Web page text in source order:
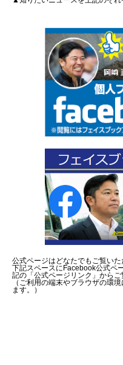
公式ページはどなたでもご覧いた
下記スペースにFacebook公式ペ
記の「公式ページリンク」からご
（ご利用の端末やブラウザの環
ます。）